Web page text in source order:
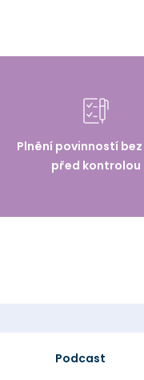
Plnění povinností
před kontrolou
Podcast